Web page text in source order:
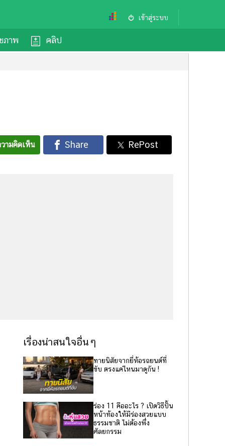
เข้าสู่ระบบ
ภาพ คลิป
ามคิดเห็น
เรื่องน่าสนใจอื่นๆ
ทายนิสัยจากยี่ห้อรถยนต์ที่
ขับ ตรงแค่ไหนมาดูกัน !
ร่อง 11 คืออะไร ? เปิดวิธีปั้น
หน้าท้องให้มีร่องสวยแบบ
ธรรมชาติ ไม่ต้องพึ่ง
ศัลยกรรม